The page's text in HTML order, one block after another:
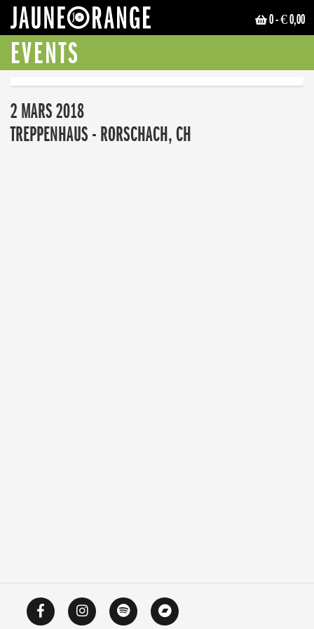
0- € 0,00
EVENTS
2 MARS 2018
TREPPENHAUS - RORSCHACH, CH